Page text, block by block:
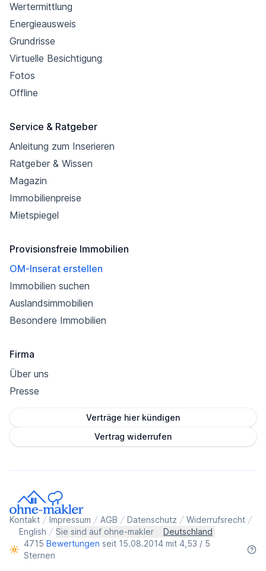
Wertermittlung
Energieausweis
Grundrisse
Virtuelle Besichtigung
Fotos
Offline
Service & Ratgeber
Anleitung zum Inserieren
Ratgeber & Wissen
Magazin
Immobilienpreise
Mietspiegel
Provisionsfreie Immobilien
OM-Inserat erstellen
Immobilien suchen
Auslandsimmobilien
Besondere Immobilien
Firma
Über uns
Presse
Verträge hier kündigen
Vertrag widerrufen
Kontakt Impressum AGB Datenschutz
Widerrufsrecht
English
Sie sind auf ohne-makler
Deutschland
4715 Bewertungen seit 15.08.2014 mit 4,53 / 5
Sternen